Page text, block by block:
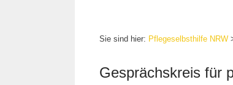
Sie sind hier: Pflegeselbsthilfe NRW
Gesprächskreis für